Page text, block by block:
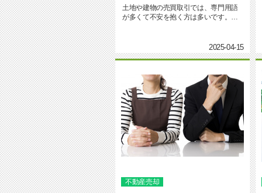
土地や建物の売買取引では、専門用語
が多くて不安を抱く方は多いです。一
2025-04-15
不動産売却